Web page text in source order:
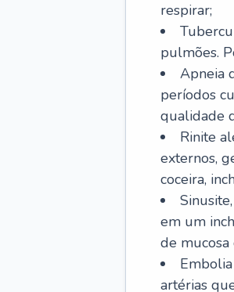
respirar;
pulmões.
Apneia
períodos
qualidade
Rinite
externos,
coceira,
em um
de mucosa
artérias